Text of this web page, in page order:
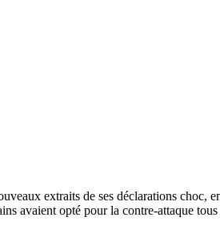
avaient opté pour la contre-attaque